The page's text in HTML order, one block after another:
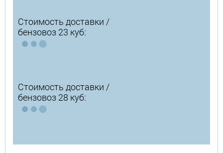
Стоимость доставки /
бензовоз 23 куб:
Стоимость доставки /
бензовоз 28 куб: